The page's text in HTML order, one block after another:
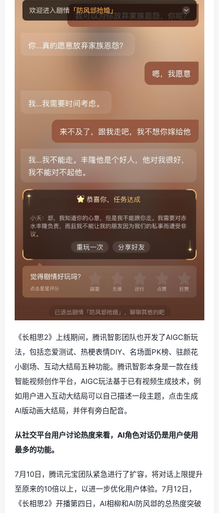
《长相思2》上线期间，腾讯智影团队也开发了AIGC新玩
法，包括恋爱测试、热梗表情DIY、名场面PK榜、驻颜花
小剧场、互动大结局五种功能。腾讯智影本身是一款在线
智能视频创作平台，AIGC玩法基于已有视频生成技术，例
如用户进入互动大结局可以自己描述一段主题，点击生成
AI版动画大结局，并伴有旁白配音。
从社交平台用户讨论热度来看，AI角色对话仍是用户使用
最多的功能。
7月10日，腾讯元宝团队紧急进行了扩容，将对话上限提升
至原来的10倍以上，以进一步优化用户体验。7月12日，
《长相思2》开播第四日，AI相柳和AI防风邶的总热度突破